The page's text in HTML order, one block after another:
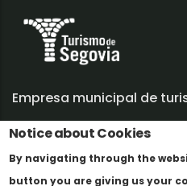
Notice about Cookies
By navigating through the
button you are giving us your
Empresa municipal de
Trabaja con nosotros
Informes y documentación